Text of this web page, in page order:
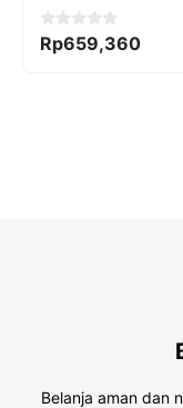
0
o
Rp659,360
Belanja aman dan